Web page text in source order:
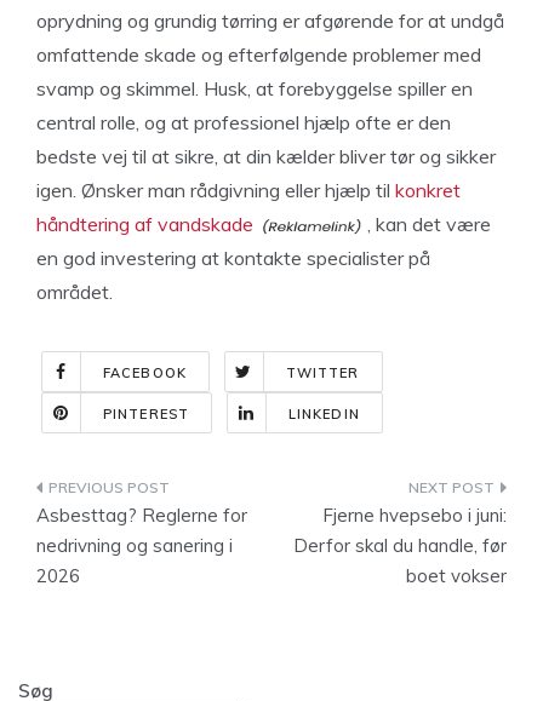
oprydning og grundig tørring er afgørende for at undgå
omfattende skade og efterfølgende problemer med
svamp og skimmel. Husk, at forebyggelse spiller en
central rolle, og at professionel hjælp ofte er den
bedste vej til at sikre, at din kælder bliver tør og sikker
igen. Ønsker man rådgivning eller hjælp til konkret
håndtering af vandskade
, kan det være
en god investering at kontakte specialister på
området.
FACEBOOK TWITTER
PINTEREST LINKEDIN
Indlægsnavigation
Asbesttag? Reglerne for
nedrivning og sanering i
2026
Fjerne hvepsebo i juni:
Derfor skal du handle, før
boet vokser
Søg